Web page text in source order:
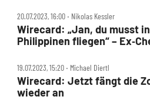
20.07.2023, 16:00 ‧ Nikolas Kessler
Wirecard: „Jan, du musst
Philippinen fliegen“ –
19.07.2023, 15:20 ‧ Michael Diertl
Wirecard: Jetzt fängt die
wieder an